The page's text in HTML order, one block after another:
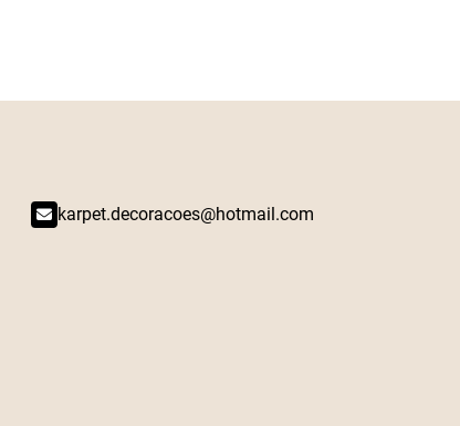
karpet.decoracoes@hotmail.com